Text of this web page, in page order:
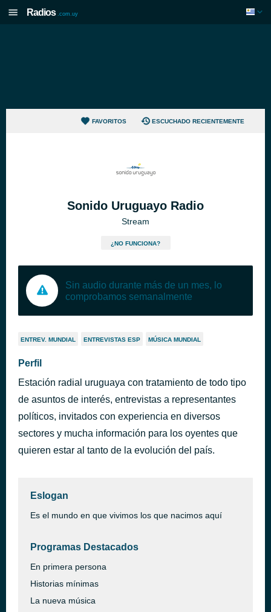
Radios .com.uy
FAVORITOS ESCUCHADO RECIENTEMENTE
Sonido Uruguayo Radio
Stream
¿NO FUNCIONA?
Sin audio durante más de un mes, lo
comprobamos semanalmente
ENTREV. MUNDIAL ENTREVISTAS ESP MÚSICA MUNDIAL
Perfil
Estación radial uruguaya con tratamiento de todo tipo
de asuntos de interés, entrevistas a representantes
políticos, invitados con experiencia en diversos
sectores y mucha información para los oyentes que
quieren estar al tanto de la evolución del país.
Eslogan
Es el mundo en que vivimos los que nacimos aquí
Programas Destacados
En primera persona
Historias mínimas
La nueva música